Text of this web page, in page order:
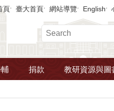
頁 臺大首頁 網站導覽 English
捐款 教研資源與圖